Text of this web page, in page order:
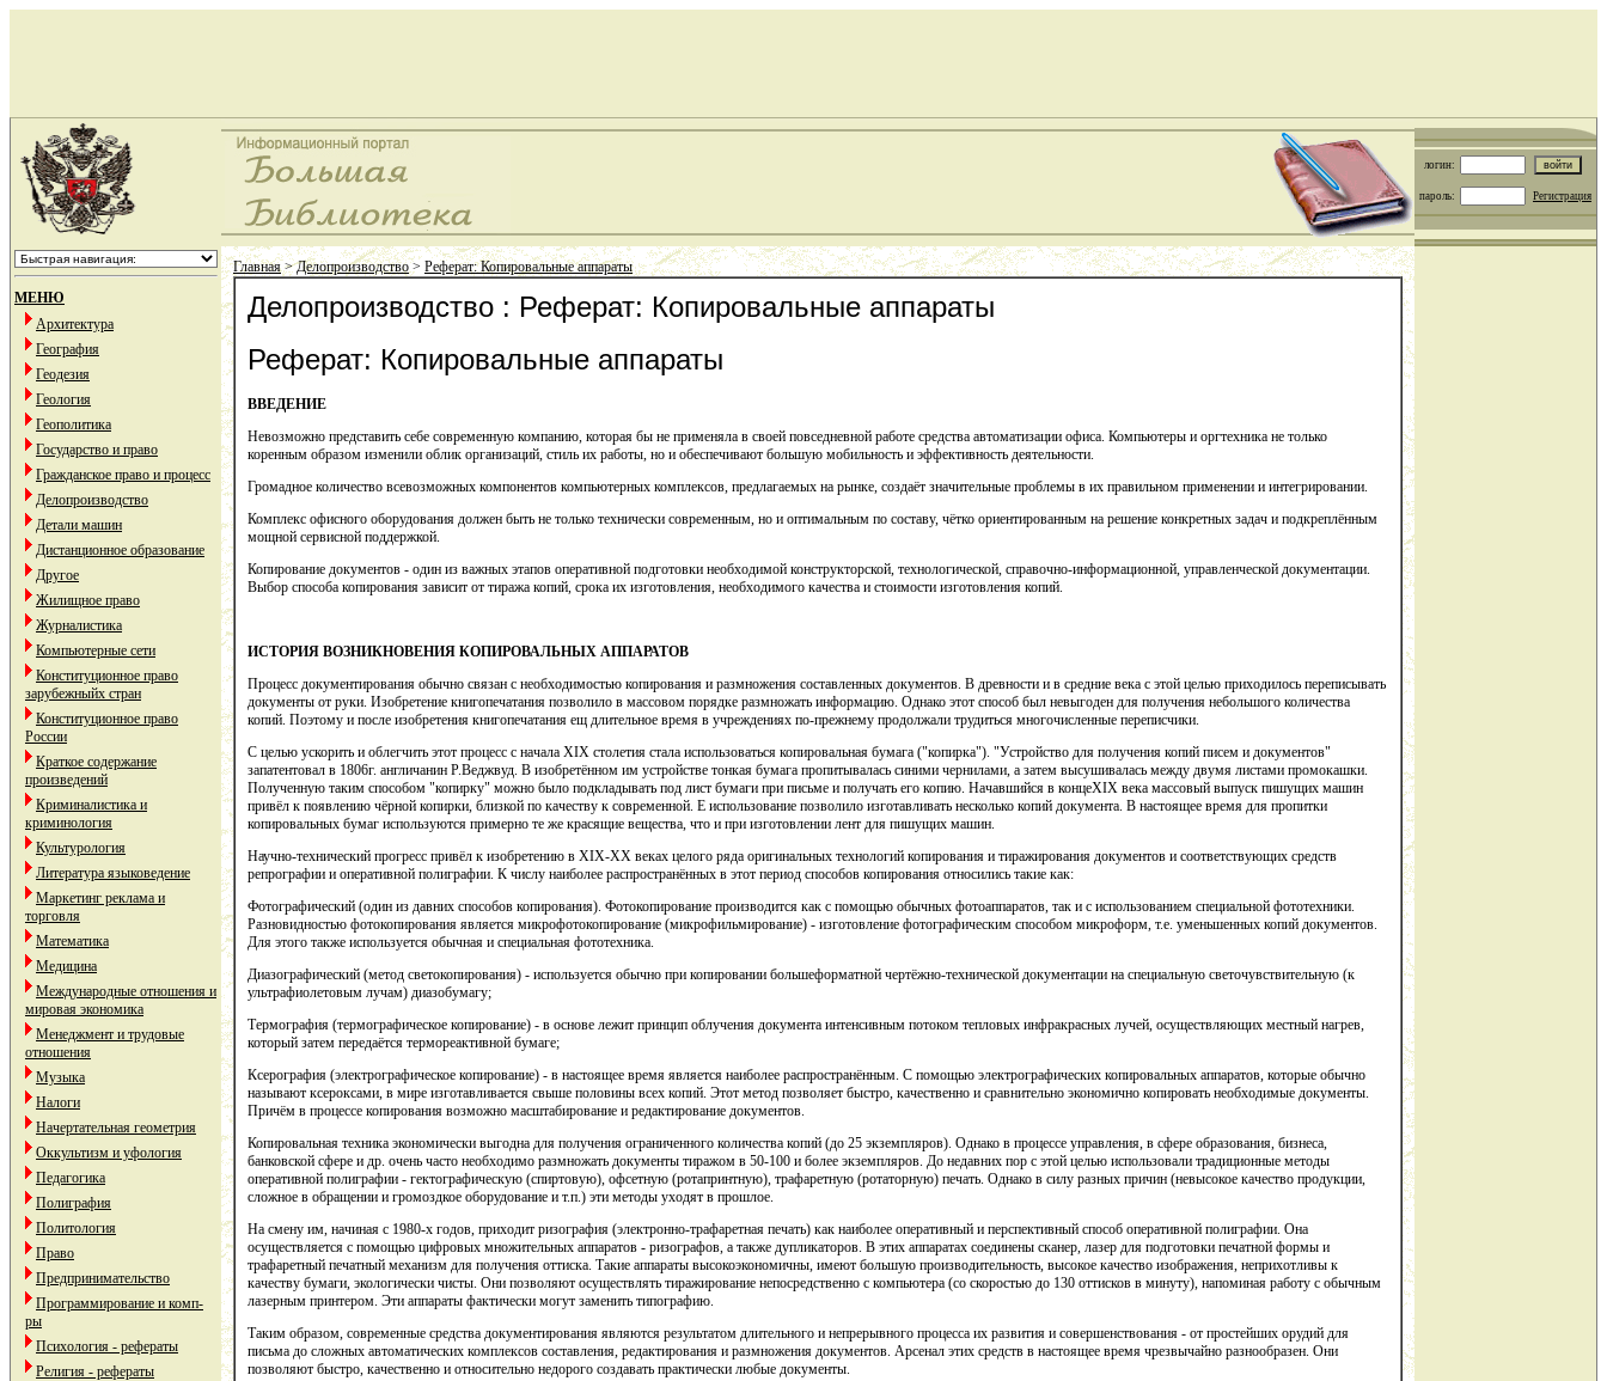
логин:
пароль: Регистрация
МЕНЮ
Архитектура
География
Геодезия
Геология
Геополитика
Государство и право
Гражданское право и процесс
Делопроизводство
Детали машин
Дистанционное образование
Другое
Жилищное право
Журналистика
Компьютерные сети
Конституционное право
зарубежныйх стран
Конституционное право
России
Краткое содержание
произведений
Криминалистика и
криминология
Культурология
Литература языковедение
Маркетинг реклама и
торговля
Математика
Медицина
Международные отношения и
мировая экономика
Менеджмент и трудовые
отношения
Музыка
Налоги
Начертательная геометрия
Оккультизм и уфология
Педагогика
Полиграфия
Политология
Право
Предпринимательство
Программирование и комп-
ры
Психология - рефераты
Религия - рефераты
Главная>Делопроизводство> Реферат: Копировальные аппараты
Делопроизводство : Реферат: Копировальные аппараты
Реферат: Копировальные аппараты
ВВЕДЕНИЕ
Невозможно представить себе современную компанию, которая бы не применяла в своей повседневной работе средства автоматизации офиса. Компьютеры и оргтехника не только
коренным образом изменили облик организаций, стиль их работы, но и обеспечивают большую мобильность и эффективность деятельности.
Громадное количество всевозможных компонентов компьютерных комплексов, предлагаемых на рынке, создаёт значительные проблемы в их правильном применении и интегрировании.
Комплекс офисного оборудования должен быть не только технически современным, но и оптимальным по составу, чётко ориентированным на решение конкретных задач и подкреплённым
мощной сервисной поддержкой.
Копирование документов - один из важных этапов оперативной подготовки необходимой конструкторской, технологической, справочно-информационной, управленческой документации.
Выбор способа копирования зависит от тиража копий, срока их изготовления, необходимого качества и стоимости изготовления копий.
ИСТОРИЯ ВОЗНИКНОВЕНИЯ КОПИРОВАЛЬНЫХ АППАРАТОВ
Процесс документирования обычно связан с необходимостью копирования и размножения составленных документов. В древности и в средние века с этой целью приходилось переписывать
документы от руки. Изобретение книгопечатания позволило в массовом порядке размножать информацию. Однако этот способ был невыгоден для получения небольшого количества
копий. Поэтому и после изобретения книгопечатания ещ длительное время в учреждениях по-прежнему продолжали трудиться многочисленные переписчики.
С целью ускорить и облегчить этот процесс с начала XIX столетия стала использоваться копировальная бумага ("копирка"). "Устройство для получения копий писем и документов"
запатентовал в 1806г. англичанин Р.Веджвуд. В изобретённом им устройстве тонкая бумага пропитывалась синими чернилами, а затем высушивалась между двумя листами промокашки.
Полученную таким способом "копирку" можно было подкладывать под лист бумаги при письме и получать его копию. Начавшийся в концеXIX века массовый выпуск пишущих машин
привёл к появлению чёрной копирки, близкой по качеству к современной. Е использование позволило изготавливать несколько копий документа. В настоящее время для пропитки
копировальных бумаг используются примерно те же красящие вещества, что и при изготовлении лент для пишущих машин.
Научно-технический прогресс привёл к изобретению в XIX-XX веках целого ряда оригинальных технологий копирования и тиражирования документов и соответствующих средств
репрографии и оперативной полиграфии. К числу наиболее распространённых в этот период способов копирования относились такие как:
Фотографический (один из давних способов копирования). Фотокопирование производится как с помощью обычных фотоаппаратов, так и с использованием специальной фототехники.
Разновидностью фотокопирования является микрофотокопирование (микрофильмирование) - изготовление фотографическим способом микроформ, т.е. уменьшенных копий документов.
Для этого также используется обычная и специальная фототехника.
Диазографический (метод светокопирования) - используется обычно при копировании большеформатной чертёжно-технической документации на специальную светочувствительную (к
ультрафиолетовым лучам) диазобумагу;
Термография (термографическое копирование) - в основе лежит принцип облучения документа интенсивным потоком тепловых инфракрасных лучей, осуществляющих местный нагрев,
который затем передаётся термореактивной бумаге;
Ксерография (электрографическое копирование) - в настоящее время является наиболее распространённым. С помощью электрографических копировальных аппаратов, которые обычно
называют ксероксами, в мире изготавливается свыше половины всех копий. Этот метод позволяет быстро, качественно и сравнительно экономично копировать необходимые документы.
Причём в процессе копирования возможно масштабирование и редактирование документов.
Копировальная техника экономически выгодна для получения ограниченного количества копий (до 25 экземпляров). Однако в процессе управления, в сфере образования, бизнеса,
банковской сфере и др. очень часто необходимо размножать документы тиражом в 50-100 и более экземпляров. До недавних пор с этой целью использовали традиционные методы
оперативной полиграфии - гектографическую (спиртовую), офсетную (ротапринтную), трафаретную (ротаторную) печать. Однако в силу разных причин (невысокое качество продукции,
сложное в обращении и громоздкое оборудование и т.п.) эти методы уходят в прошлое.
На смену им, начиная с 1980-х годов, приходит ризография (электронно-трафаретная печать) как наиболее оперативный и перспективный способ оперативной полиграфии. Она
осуществляется с помощью цифровых множительных аппаратов - ризографов, а также дупликаторов. В этих аппаратах соединены сканер, лазер для подготовки печатной формы и
трафаретный печатный механизм для получения оттиска. Такие аппараты высокоэкономичны, имеют большую производительность, высокое качество изображения, неприхотливы к
качеству бумаги, экологически чисты. Они позволяют осуществлять тиражирование непосредственно с компьютера (со скоростью до 130 оттисков в минуту), напоминая работу с обычным
лазерным принтером. Эти аппараты фактически могут заменить типографию.
Таким образом, современные средства документирования являются результатом длительного и непрерывного процесса их развития и совершенствования - от простейших орудий для
письма до сложных автоматических комплексов составления, редактирования и размножения документов. Арсенал этих средств в настоящее время чрезвычайно разнообразен. Они
позволяют быстро, качественно и относительно недорого создавать практически любые документы.